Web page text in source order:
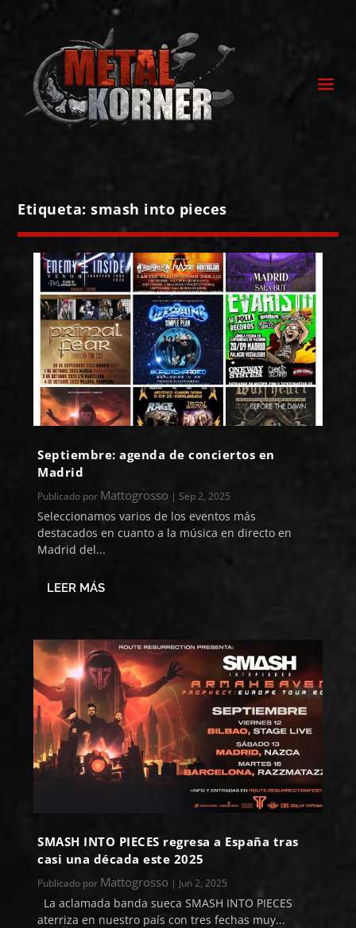
Etiqueta:smash into pieces
Septiembre: agenda de conciertos en
Madrid
Publicado por Mattogrosso |Sep 2, 2025
Seleccionamos varios de los eventos más
destacados en cuanto a la música en directo en
Madrid del...
LEER MÁS
SMASH INTO PIECES regresa a España tras
casi una década este 2025
Publicado por Mattogrosso | Jun 2, 2025
La aclamada banda sueca SMASH INTO PIECES
aterriza en nuestro país con tres fechas muy...